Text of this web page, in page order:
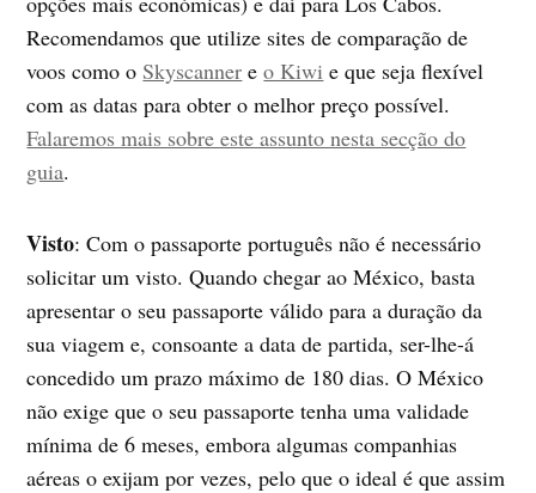
Recomendamos que utilize sites de comparação de
voos como o Skyscanner eo Kiwi e que seja flexível
com as datas para obter o melhor preço possível.
Falaremos mais sobre este assunto nesta secção do
guia.
Visto: Com o passaporte português não é necessário
solicitar um visto. Quando chegar ao México, basta
apresentar o seu passaporte válido para a duração da
sua viagem e, consoante a data de partida, ser-lhe-á
concedido um prazo máximo de 180 dias. O México
não exige que o seu passaporte tenha uma validade
mínima de 6 meses, embora algumas companhias
aéreas o exijam por vezes, pelo que o ideal é que assim